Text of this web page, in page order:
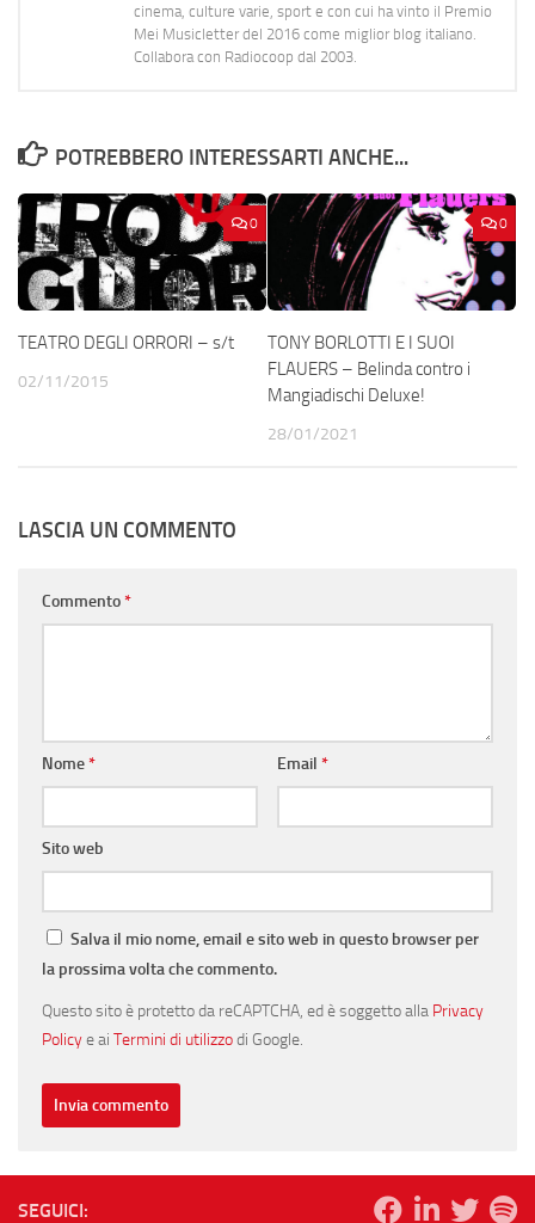
cinema, culture varie, sport e con cui ha vinto il Premio
Mei Musicletter del 2016 come miglior blog italiano.
Collabora con Radiocoop dal 2003.
POTREBBERO INTERESSARTI ANCHE...
0
TEATRO DEGLI ORRORI – s/t
02/11/2015
0
TONY BORLOTTI E I SUOI
FLAUERS – Belinda contro i
Mangiadischi Deluxe!
28/01/2021
LASCIA UN COMMENTO
Commento*
Nome* Email *
Sito web
Salva il mio nome, email e sito web in questo browser per
la prossima volta che commento.
Questo sito è protetto da reCAPTCHA, ed è soggetto alla Privacy
Policye ai Termini di utilizzodi Google.
SEGUICI: